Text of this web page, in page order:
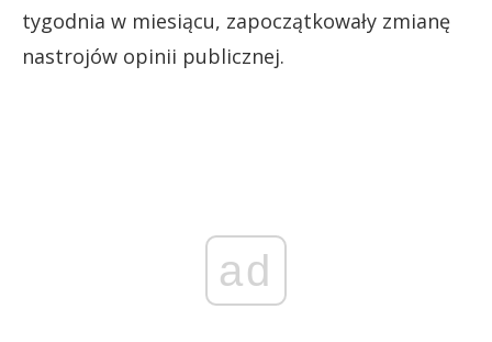
tygodnia w miesiącu, zapoczątkowały zmianę
nastrojów opinii publicznej.
ad